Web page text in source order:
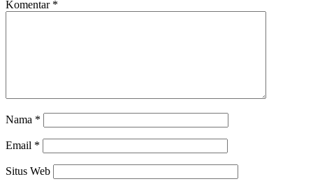
Komentar *
Nama *
Email *
Situs Web